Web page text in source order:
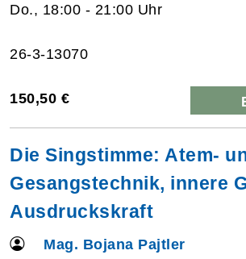
Do., 18:00 - 21:00 Uhr
26-3-13070
150,50 €
Die Singstimme: Atem-
Gesangstechnik, innere
Ausdruckskraft
Mag. Bojana Pajtler